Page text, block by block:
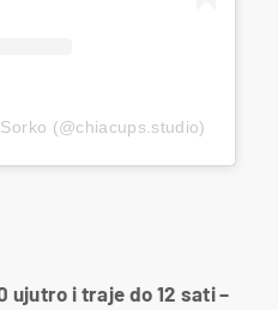
(@chiacups.studio)
ujutro i traje do 12 sati –